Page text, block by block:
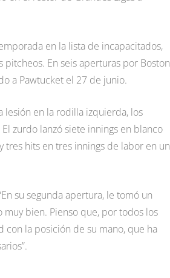
en la lista de incapacitados,
En seis aperturas por Boston
a Pawtucket el 27 de junio.
lesión en la rodilla izquierda, los
zurdo lanzó siete innings en blanco
hits en tres innings de labor en un
su segunda apertura, le tomó un
muy bien. Pienso que, por todos los
con la posición de su mano, que ha